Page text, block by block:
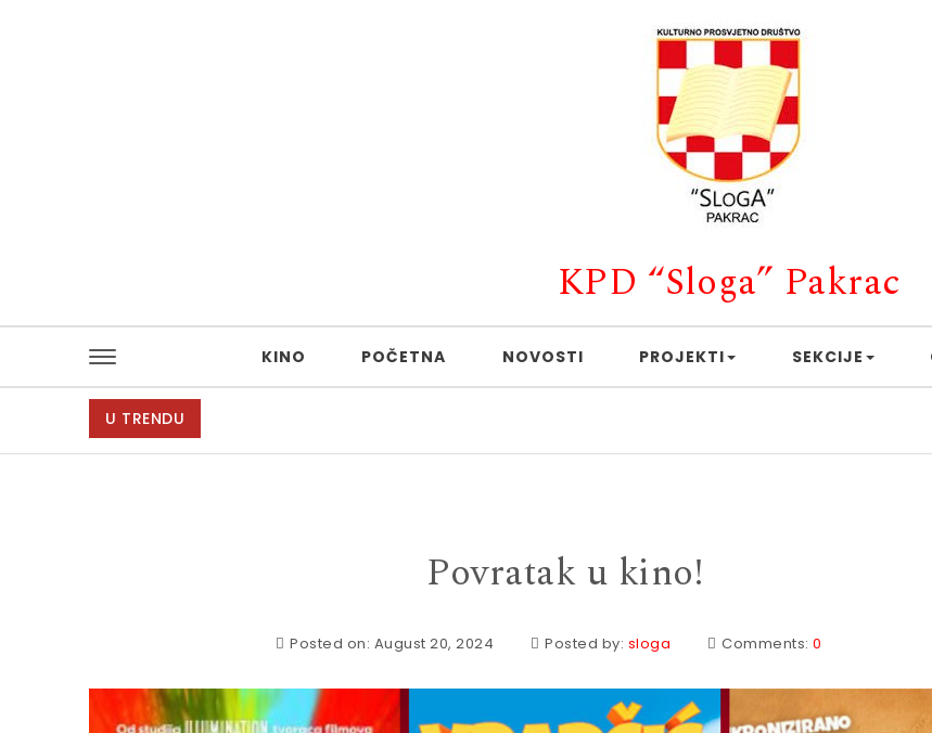
KPD “Sloga” Pakrac
KINO POČETNA NOVOSTI PROJEKTI SEKCIJE
U TRENDU
Povratak u kino!
Posted on: August 20, 2024 Posted by: sloga Comments:0